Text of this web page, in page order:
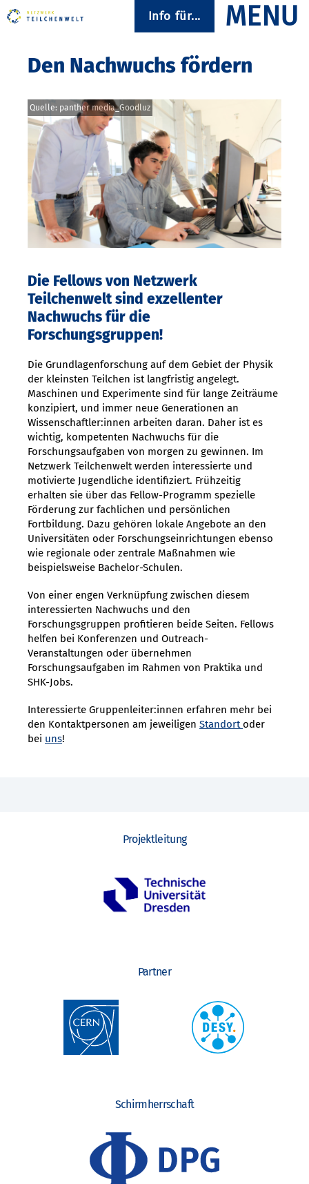
Info für...
Den Nachwuchs fördern
Quelle: panther media_Goodluz
Die Fellows von Netzwerk
Teilchenwelt sind exzellenter
Nachwuchs für die
Forschungsgruppen!
Die Grundlagenforschung auf dem Gebiet der Physik
der kleinsten Teilchen ist langfristig angelegt.
Maschinen und Experimente sind für lange Zeiträume
konzipiert, und immer neue Generationen an
Wissenschaftler:innen arbeiten daran. Daher ist es
wichtig, kompetenten Nachwuchs für die
Forschungsaufgaben von morgen zu gewinnen. Im
Netzwerk Teilchenwelt werden interessierte und
motivierte Jugendliche identifiziert. Frühzeitig
erhalten sie über das Fellow-Programm spezielle
Förderung zur fachlichen und persönlichen
Fortbildung. Dazu gehören lokale Angebote an den
Universitäten oder Forschungseinrichtungen ebenso
wie regionale oder zentrale Maßnahmen wie
beispielsweise Bachelor-Schulen.
Von einer engen Verknüpfung zwischen diesem
interessierten Nachwuchs und den
Forschungsgruppen profitieren beide Seiten. Fellows
helfen bei Konferenzen und Outreach-
Veranstaltungen oder übernehmen
Forschungsaufgaben im Rahmen von Praktika und
SHK-Jobs.
Interessierte Gruppenleiter:innen erfahren mehr bei
den Kontaktpersonen am jeweiligen Standortoder
bei uns!
Projektleitung
Partner
Schirmherrschaft